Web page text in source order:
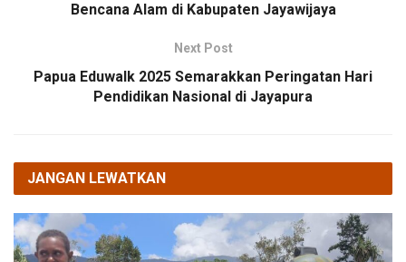
Bencana Alam di Kabupaten Jayawijaya
Next Post
Papua Eduwalk 2025 Semarakkan Peringatan Hari
Pendidikan Nasional di Jayapura
JANGAN LEWATKAN